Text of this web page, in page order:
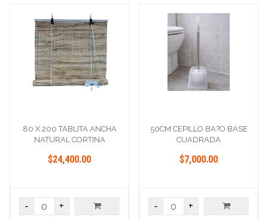
80 X 200 TABLITA ANCHA
NATURAL CORTINA
$24,400.00
- +
50CM CEPILLO BA?O BASE
CUADRADA
$7,000.00
- +